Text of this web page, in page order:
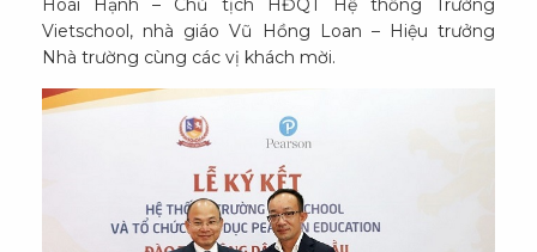
Hoài Hạnh – Chủ tịch HĐQT Hệ thống Trường
Vietschool, nhà giáo Vũ Hồng Loan – Hiệu trưởng
Nhà trường cùng các vị khách mời.